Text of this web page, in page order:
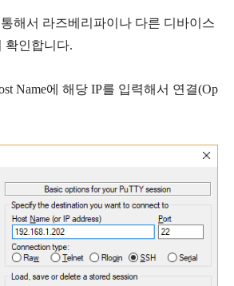
통해서 라즈베리파이나 다른 디바이스
확인합니다.
Name에 해당 IP를 입력해서 연결(Op